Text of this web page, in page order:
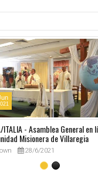
ITALIA - Asamblea General en
Misionera de Villaregia
28/6/2021